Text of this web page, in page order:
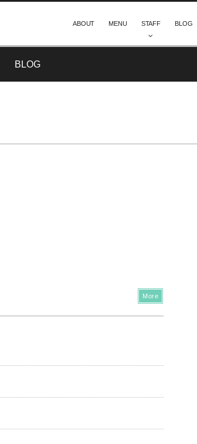
ABOUT MENU STAFF BLOG
BLOG
More